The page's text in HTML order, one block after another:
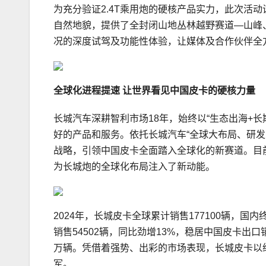
为充分验证2.4T乘用炮的硬核产品实力，此次活
自然地貌，提供了全封闭山地丛林越野赛道—山
况的深度试驾及功能性体验，让媒体及合作伙伴
全球化进程提速 让世界看见中国皮卡的硬核力量
长城汽车深耕智利市场18年，始终以“生态出海+
好的产品和服务。依托长城汽车“全球大布局、研
战略，引领中国皮卡全面踏入全球化的新赛道。
为长城炮的全球化布局注入了新动能。
2024年，长城皮卡全球累计销售177100辆，国内
销售54502辆，同比劲增13%，稳居中国皮卡出
万辆。凭借着强势、出彩的市场表现，长城皮卡